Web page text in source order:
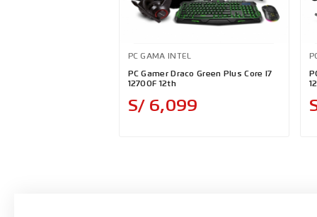
PC GAMA INTEL
PC Gamer Draco Green Plus Core I7
12700F 12th
S/ 6,099